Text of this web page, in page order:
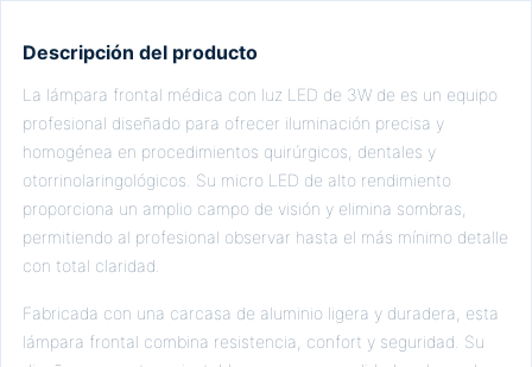
Descripción del producto
La lámpara frontal médica con luz LED de 3W de es un equipo
profesional diseñado para ofrecer iluminación precisa y
homogénea en procedimientos quirúrgicos, dentales y
otorrinolaringológicos. Su micro LED de alto rendimiento
proporciona un amplio campo de visión y elimina sombras,
permitiendo al profesional observar hasta el más mínimo detalle
con total claridad.
Fabricada con una carcasa de aluminio ligera y duradera, esta
lámpara frontal combina resistencia, confort y seguridad. Su